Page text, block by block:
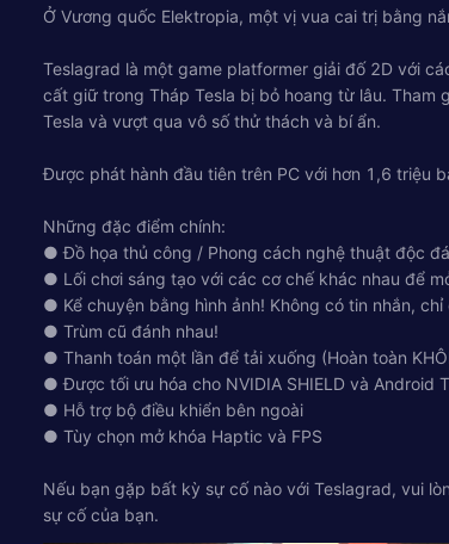
Ở Vương quốc Elektropia, một vị vua cai trị bằng
Teslagrad là một game platformer giải đố 2D với
cất giữ trong Tháp Tesla bị bỏ hoang từ lâu. Tham
Tesla và vượt qua vô số thử thách và bí ẩn.
Được phát hành đầu tiên trên PC với hơn 1,6 triệu
Những đặc điểm chính:
● Đồ họa thủ công / Phong cách nghệ thuật độc
● Lối chơi sáng tạo với các cơ chế khác nhau để
● Kể chuyện bằng hình ảnh! Không có tin nhắn,
● Trùm cũ đánh nhau!
● Thanh toán một lần để tải xuống (Hoàn toàn
● Được tối ưu hóa cho NVIDIA SHIELD và Android
● Hỗ trợ bộ điều khiển bên ngoài
● Tùy chọn mở khóa Haptic và FPS
Nếu bạn gặp bất kỳ sự cố nào với Teslagrad, vui
sự cố của bạn.